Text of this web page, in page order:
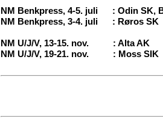
NM Benkpress, 4-5. juli
: Odin SK,
NM Benkpress, 3-4. juli
: Røros SK
NM U/J/V, 13-15. nov.
: Alta AK
NM U/J/V, 19-21. nov.
: Moss SIK